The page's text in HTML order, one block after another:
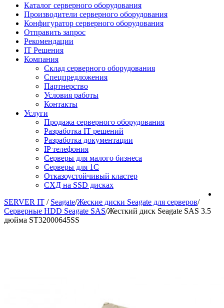
Каталог серверного оборудования
Производители серверного оборудования
Конфигуратор серверного оборудования
Отправить запрос
Рекомендации
IT Решения
Компания
Склад серверного оборудования
Спецпредложения
Партнерство
Условия работы
Контакты
Услуги
Продажа серверного оборудования
Разработка IT решений
Разработка документации
IP телефония
Серверы для малого бизнеса
Серверы для 1С
Отказоустойчивый кластер
СХД на SSD дисках
SERVER IT / Seagate/Жеские диски Seagate для серверов/
Серверные HDD Seagate SAS/Жесткий диск Seagate SAS 3.5
дюйма ST32000645SS